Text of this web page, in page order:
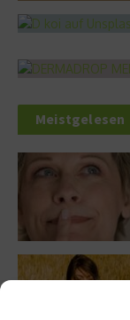
Meistgelesen